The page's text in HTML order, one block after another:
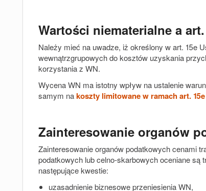
Wartości niematerialne a
Należy mieć na uwadze, iż określony w art. 15e
wewnątrzgrupowych do kosztów uzyskania
korzystania z WN.
Wycena WN ma istotny wpływ na ustalenie
samym nakoszty limitowane w ramach art.
Zainteresowanie organów
Zainteresowanie organów podatkowych cenami
podatkowych lub celno-skarbowych oceniane
następujące kwestie:
uzasadnienie biznesowe przeniesienia WN,